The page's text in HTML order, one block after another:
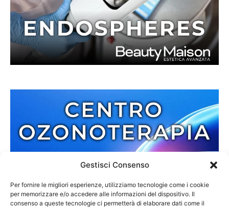
Gestisci Consenso
Per fornire le migliori esperienze, utilizziamo tecnologie come i cookie
per memorizzare e/o accedere alle informazioni del dispositivo. Il
consenso a queste tecnologie ci permetterà di elaborare dati come il